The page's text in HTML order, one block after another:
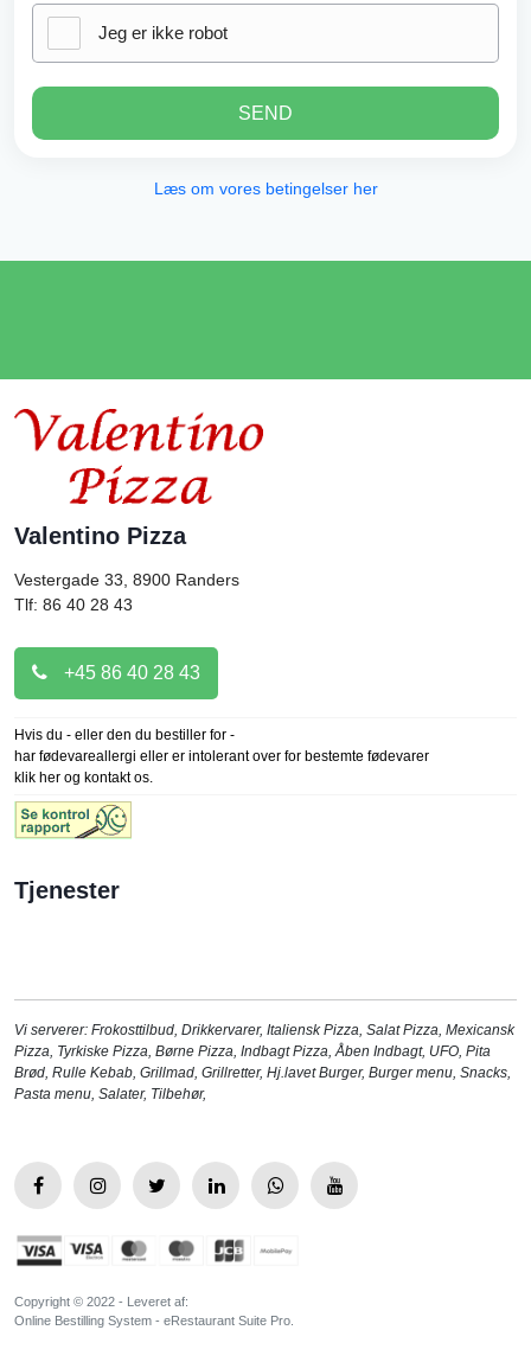
Jeg er ikke robot
SEND
Læs om vores betingelser her
Valentino Pizza
Vestergade 33, 8900 Randers
Tlf: 86 40 28 43
+45 86 40 28 43
Hvis du - eller den du bestiller for -
har fødevareallergi eller er intolerant over for bestemte fødevarer
klik her og kontakt os.
Tjenester
Vi serverer: Frokosttilbud, Drikkervarer, Italiensk Pizza, Salat Pizza, Mexicansk
Pizza, Tyrkiske Pizza, Børne Pizza, Indbagt Pizza,Åben Indbagt, UFO, Pita
Brød, Rulle Kebab, Grillmad, Grillretter, Hj.lavet Burger, Burger menu, Snacks,
Pasta menu, Salater, Tilbehør,
Copyright © 2022 - Leveret af:
Online Bestilling System - eRestaurant Suite Pro.